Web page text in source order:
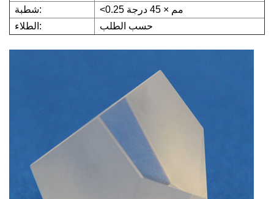
شطبة:
<0.25 مم × 45 درجة
الطلاء:
حسب الطلب